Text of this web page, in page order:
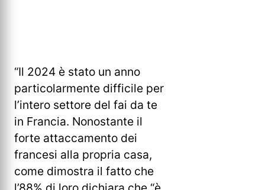
“Il 2024 è stato un anno
particolarmente difficile per
l’intero settore del fai da te
in Francia. Nonostante il
forte attaccamento dei
francesi alla propria casa,
come dimostra il fatto che